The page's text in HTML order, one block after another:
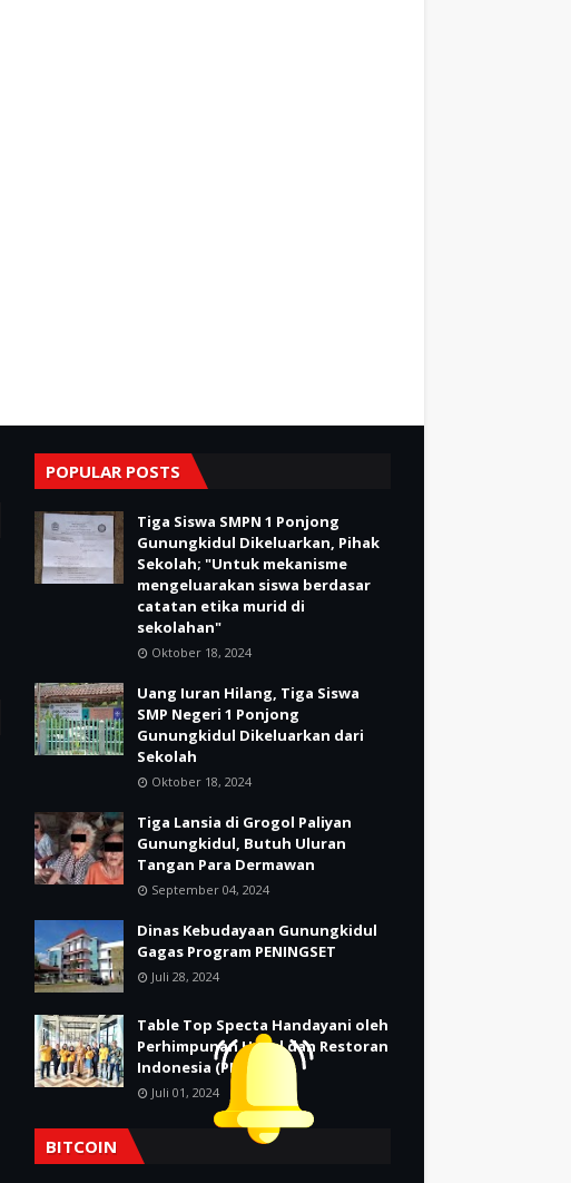
POPULAR POSTS
Tiga Siswa SMPN 1 Ponjong
Gunungkidul Dikeluarkan, Pihak
Sekolah; "Untuk mekanisme
mengeluarakan siswa berdasar
catatan etika murid di
sekolahan"
Oktober 18, 2024
Uang Iuran Hilang, Tiga Siswa
SMP Negeri 1 Ponjong
Gunungkidul Dikeluarkan dari
Sekolah
Oktober 18, 2024
Tiga Lansia di Grogol Paliyan
Gunungkidul, Butuh Uluran
Tangan Para Dermawan
September 04, 2024
Dinas Kebudayaan Gunungkidul
Gagas Program PENINGSET
Juli 28, 2024
Table Top Specta Handayani oleh
Perhimpunan Hotel dan Restoran
Indonesia (PHRI)
Juli 01, 2024
BITCOIN